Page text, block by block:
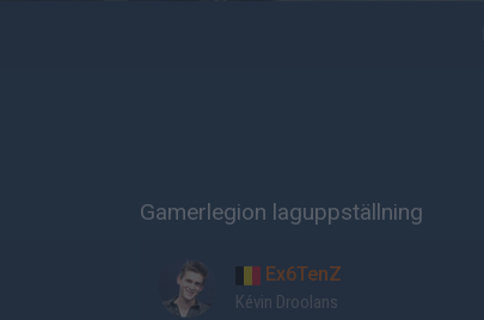
Gamerlegion laguppställning
Ex6TenZ
Kévin Droolans